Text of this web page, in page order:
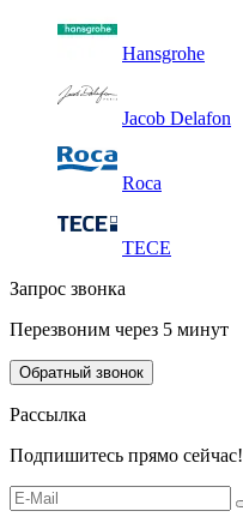
Hansgrohe
Jacob Delafon
Roca
TECE
Запрос звонка
Перезвоним через 5 минут
Обратный звонок
Рассылка
Подпишитесь прямо сейчас!